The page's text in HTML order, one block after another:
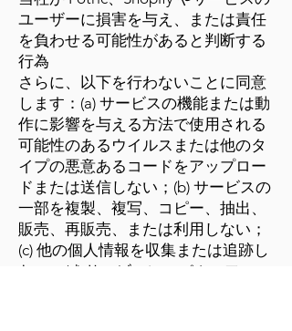
ユーザーに損害を与え、または責任
を負わせる可能性があると判断する
行為
さらに、以下を行わないことに同意
します：(a) サービスの機能または動
作に影響を与える方法で使用される
可能性のあるウイルスまたは他のタ
イプの悪意あるコードをアップロー
ドまたは送信しない；(b) サービスの
一部を複製、複写、コピー、抽出、
販売、再販売、または利用しない；
(c) 他の個人情報を収集または追跡し
ない；(d) サービスにスパム、フィッ